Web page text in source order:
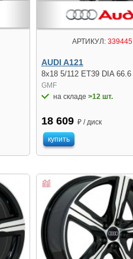
АРТИКУЛ:339445
AUDI A121
8x18 5/112 ET39 DIA 66.6
GMF
на складе >12 шт.
18 609 ₽ / диск
купить